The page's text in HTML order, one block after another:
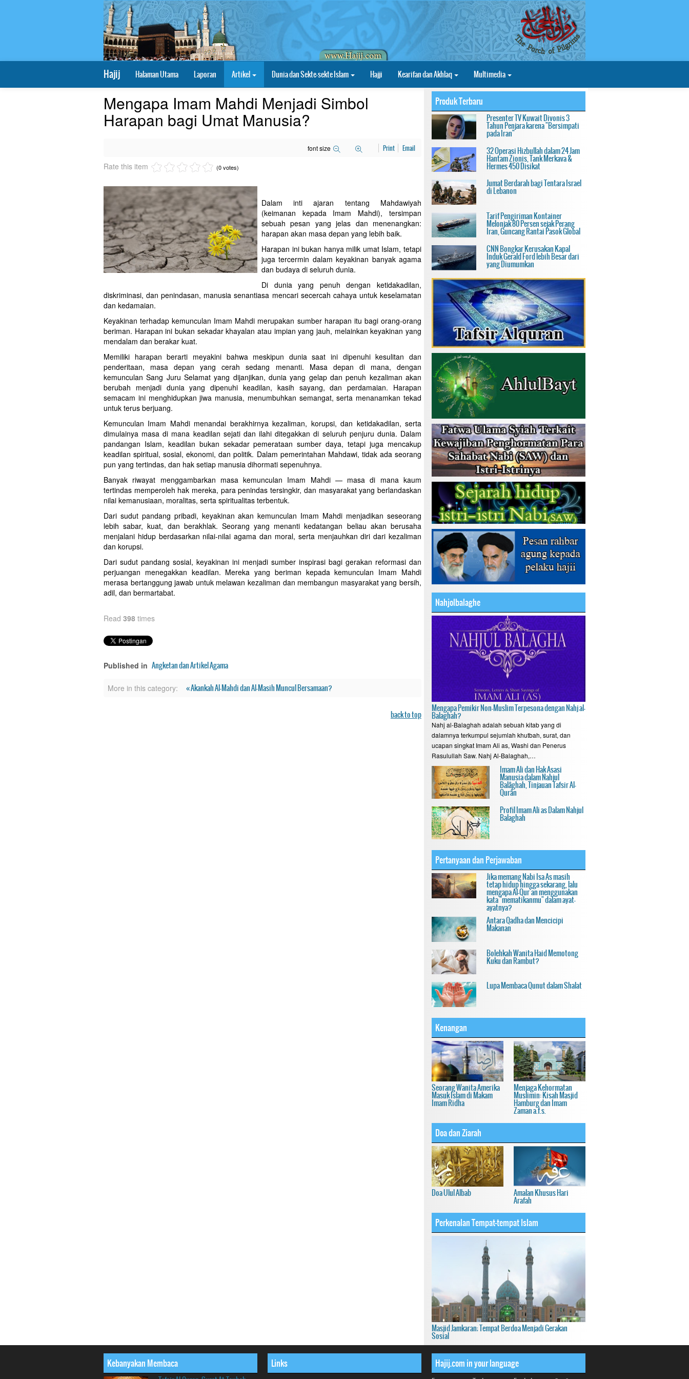
Hajij Halaman Utama Laporan Artikel Dunia dan Sekte-sekte Islam Hajji Kearifan dan Akhlaq Multimedia
Mengapa Imam Mahdi Menjadi Simbol
Harapan bagi Umat Manusia?
font size Print Email
Rate this item (0 votes)
Dalam inti ajaran tentang Mahdawiyah
(keimanan kepada Imam Mahdi), tersimpan
sebuah pesan yang jelas dan menenangkan:
harapan akan masa depan yang lebih baik.
Harapan ini bukan hanya milik umat Islam, tetapi
juga tercermin dalam keyakinan banyak agama
dan budaya di seluruh dunia.
Di dunia yang penuh dengan ketidakadilan,
diskriminasi, dan penindasan, manusia senantiasa mencari secercah cahaya untuk keselamatan
dan kedamaian.
Keyakinan terhadap kemunculan Imam Mahdi merupakan sumber harapan itu bagi orang-orang
beriman. Harapan ini bukan sekadar khayalan atau impian yang jauh, melainkan keyakinan yang
mendalam dan berakar kuat.
Memiliki harapan berarti meyakini bahwa meskipun dunia saat ini dipenuhi kesulitan dan
penderitaan, masa depan yang cerah sedang menanti. Masa depan di mana, dengan
kemunculan Sang Juru Selamat yang dijanjikan, dunia yang gelap dan penuh kezaliman akan
berubah menjadi dunia yang dipenuhi keadilan, kasih sayang, dan perdamaian. Harapan
semacam ini menghidupkan jiwa manusia, menumbuhkan semangat, serta menanamkan tekad
untuk terus berjuang.
Kemunculan Imam Mahdi menandai berakhirnya kezaliman, korupsi, dan ketidakadilan, serta
dimulainya masa di mana keadilan sejati dan ilahi ditegakkan di seluruh penjuru dunia. Dalam
pandangan Islam, keadilan bukan sekadar pemerataan sumber daya, tetapi juga mencakup
keadilan spiritual, sosial, ekonomi, dan politik. Dalam pemerintahan Mahdawi, tidak ada seorang
pun yang tertindas, dan hak setiap manusia dihormati sepenuhnya.
Banyak riwayat menggambarkan masa kemunculan Imam Mahdi — masa di mana kaum
tertindas memperoleh hak mereka, para penindas tersingkir, dan masyarakat yang berlandaskan
nilai kemanusiaan, moralitas, serta spiritualitas terbentuk.
Dari sudut pandang pribadi, keyakinan akan kemunculan Imam Mahdi menjadikan seseorang
lebih sabar, kuat, dan berakhlak. Seorang yang menanti kedatangan beliau akan berusaha
menjalani hidup berdasarkan nilai-nilai agama dan moral, serta menjauhkan diri dari kezaliman
dan korupsi.
Dari sudut pandang sosial, keyakinan ini menjadi sumber inspirasi bagi gerakan reformasi dan
perjuangan menegakkan keadilan. Mereka yang beriman kepada kemunculan Imam Mahdi
merasa bertanggung jawab untuk melawan kezaliman dan membangun masyarakat yang bersih,
adil, dan bermartabat.
Read 398 times
Published in Angketan dan Artikel Agama
More in this category: « Akankah Al-Mahdi dan Al-Masih Muncul Bersamaan?
back to top
Produk Terbaru
Presenter TV Kuwait Divonis 3
Tahun Penjara karena "Bersimpati
pada Iran"
32 Operasi Hizbullah dalam 24 Jam
Hantam Zionis, Tank Merkava &
Hermes 450 Disikat
Jumat Berdarah bagi Tentara Israel
di Lebanon
Tarif Pengiriman Kontainer
Melonjak 80 Persen sejak Perang
Iran, Guncang Rantai Pasok Global
CNN Bongkar Kerusakan Kapal
Induk Gerald Ford lebih Besar dari
yang Diumumkan
Nahjolbalaghe
Mengapa Pemikir Non-Muslim Terpesona dengan Nahj al-
Balaghah?
Nahj al-Balaghah adalah sebuah kitab yang di
dalamnya terkumpul sejumlah khutbah, surat, dan
ucapan singkat Imam Ali as, Washi dan Penerus
Rasulullah Saw. Nahj Al-Balaghah,…
Imam Ali dan Hak Asasi
Manusia dalam Nahjul
Balâghah, Tinjauan Tafsir Al-
Qurân
Profil Imam Ali as Dalam Nahjul
Balaghah
Pertanyaan dan Perjawaban
Jika memang Nabi Isa As masih
tetap hidup hingga sekarang, lalu
mengapa Al-Qur'an menggunakan
kata "mematikanmu" dalam ayat-
ayatnya?
Antara Qadha dan Mencicipi
Makanan
Bolehkah Wanita Haid Memotong
Kuku dan Rambut?
Lupa Membaca Qunut dalam Shalat
Kenangan
Seorang Wanita Amerika
Masuk Islam di Makam
Imam Ridha
Menjaga Kehormatan
Muslimin: Kisah Masjid
Hamburg dan Imam
Zaman a.f.s.
Doa dan Ziarah
Doa Ulul Albab Amalan Khusus Hari
Arafah
Perkenalan Tempat-tempat Islam
Masjid Jamkaran; Tempat Berdoa Menjadi Gerakan
Sosial
Kebanyakan Membaca Links Hajij.com in your language